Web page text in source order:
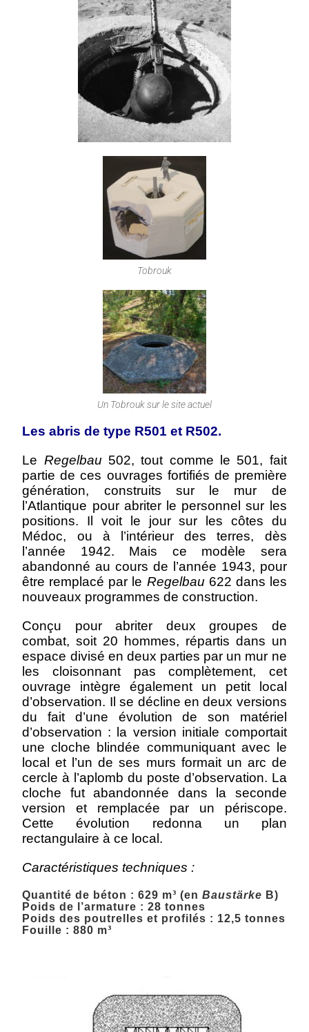
Tobrouk
Un Tobrouk sur le site actuel
Les abris de type R501 et R502.
Le Regelbau 502, tout comme le 501, fait
partie de ces ouvrages fortifiés de première
génération, construits sur le mur de
l’Atlantique pour abriter le personnel sur les
positions. Il voit le jour sur les côtes du
Médoc, ou à l’intérieur des terres, dès
l’année 1942. Mais ce modèle sera
abandonné au cours de l’année 1943, pour
être remplacé par le Regelbau 622 dans les
nouveaux programmes de construction.
Conçu pour abriter deux groupes de
combat, soit 20 hommes, répartis dans un
espace divisé en deux parties par un mur ne
les cloisonnant pas complètement, cet
ouvrage intègre également un petit local
d’observation. Il se décline en deux versions
du fait d’une évolution de son matériel
d’observation : la version initiale comportait
une cloche blindée communiquant avec le
local et l’un de ses murs formait un arc de
cercle à l’aplomb du poste d’observation. La
cloche fut abandonnée dans la seconde
version et remplacée par un périscope.
Cette évolution redonna un plan
rectangulaire à ce local.
Caractéristiques techniques :
Quantité de béton : 629 m³ (enBaustärke B)
Poids de l’armature : 28 tonnes
Poids des poutrelles et profilés : 12,5 tonnes
Fouille : 880 m³